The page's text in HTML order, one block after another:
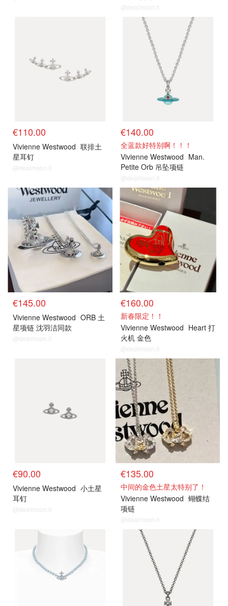
@dealmoon.it
€110.00
Vivienne Westwood 联排土
星耳钉
@dealmoon.it
€140.00
全蓝款好特别啊！！！
Vivienne Westwood Man.
Petite Orb 吊坠项链
@dealmoon.it
€145.00
Vivienne Westwood ORB 土
星项链 沈羽洁同款
@dealmoon.it
€160.00
新春限定！！
Vivienne Westwood Heart 打
火机 金色
@dealmoon.it
€90.00
Vivienne Westwood 小土星
耳钉
@dealmoon.it
€135.00
中间的金色土星太特别了！
Vivienne Westwood 蝴蝶结
项链
@dealmoon.it